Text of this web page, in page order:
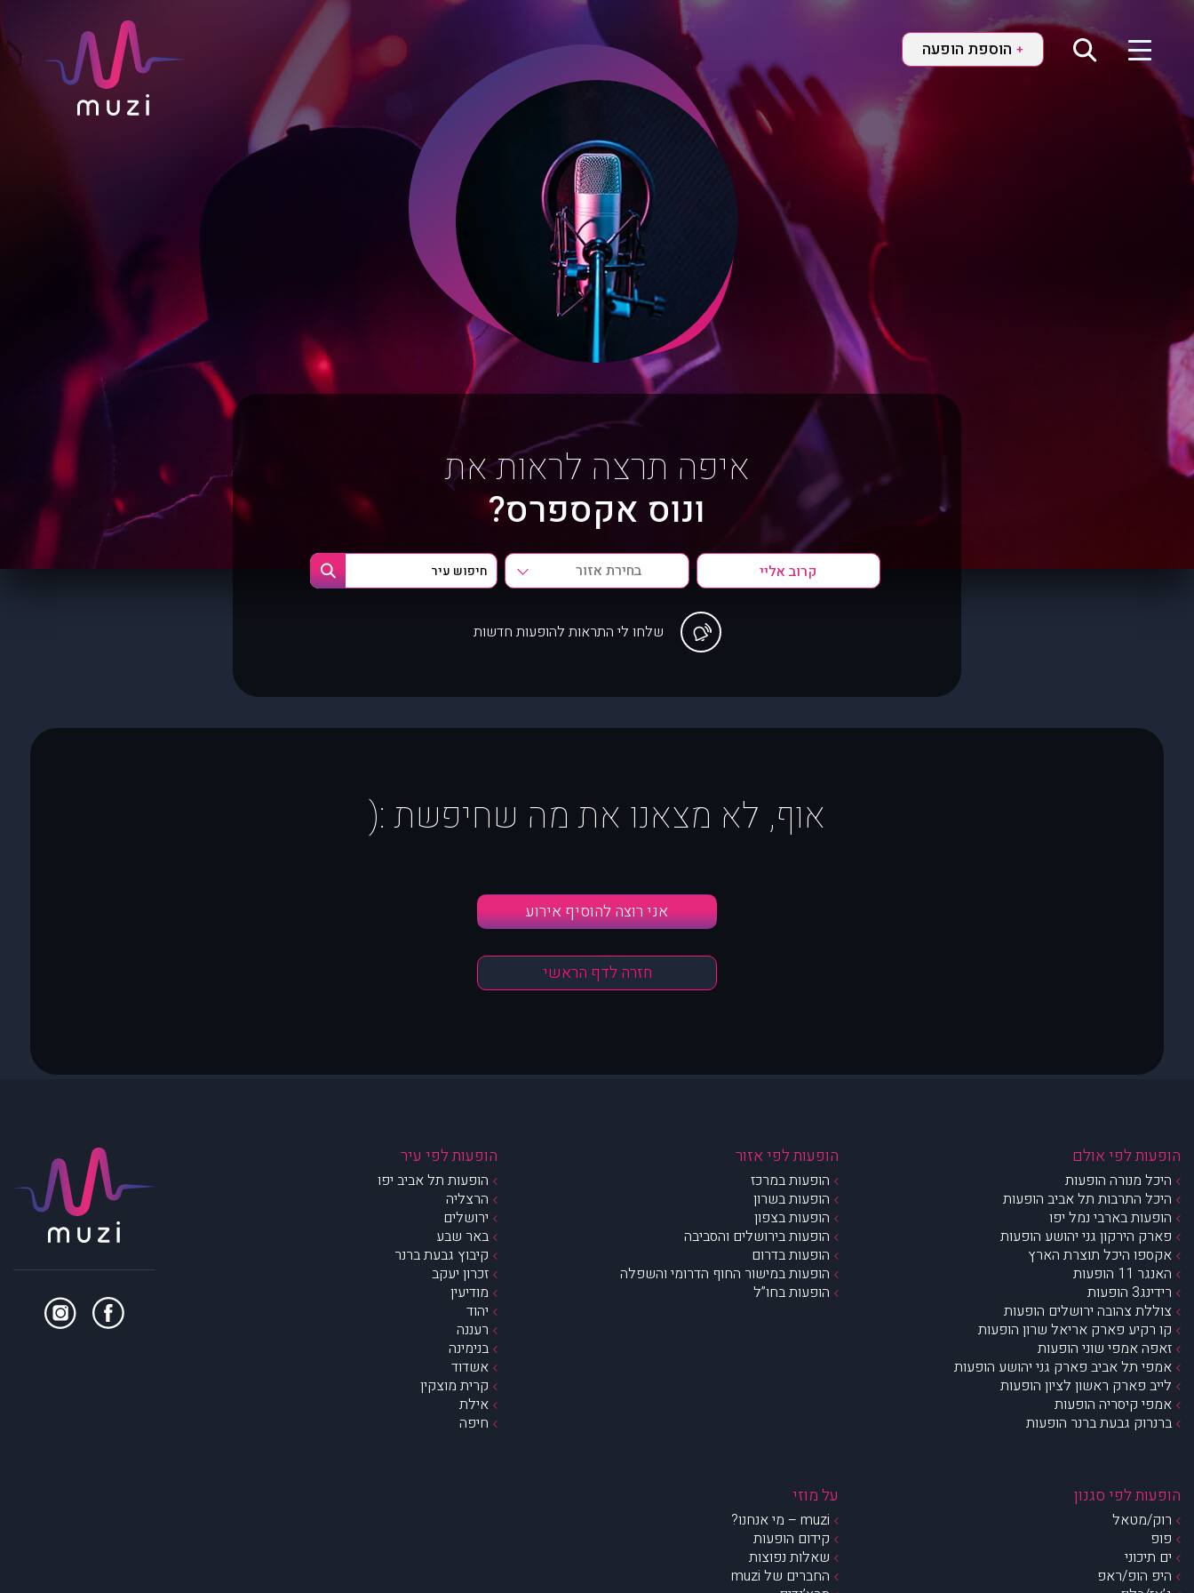
+ הוספת הופעה
איפה תרצה לראות את
ונוס אקספרס?
בחירת אזור
שלחו לי התראות להופעות חדשות
אוף, לא מצאנו את מה שחיפשת :(
אני רוצה להוסיף אירוע
חזרה לדף הראשי
הופעות לפי אולם
היכל מנורה הופעות
היכל התרבות תל אביב הופעות
הופעות בארבי נמל יפו
פארק הירקון גני יהושע הופעות
אקספו היכל תוצרת הארץ
האנגר 11 הופעות
רידינג3 הופעות
צוללת צהובה ירושלים הופעות
קו רקיע פארק אריאל שרון הופעות
זאפה אמפי שוני הופעות
אמפי תל אביב פארק גני יהושע הופעות
לייב פארק ראשון לציון הופעות
אמפי קיסריה הופעות
ברנרוק גבעת ברנר הופעות
הופעות לפי אזור
הופעות במרכז
הופעות בשרון
הופעות בצפון
הופעות בירושלים והסביבה
הופעות בדרום
הופעות במישור החוף הדרומי והשפלה
הופעות בחו”ל
הופעות לפי עיר
הופעות תל אביב יפו
הרצליה
ירושלים
באר שבע
קיבוץ גבעת ברנר
זכרון יעקב
מודיעין
יהוד
רעננה
בנימינה
אשדוד
קרית מוצקין
אילת
חיפה
הופעות לפי סגנון
רוק/מטאל
פופ
ים תיכוני
היפ הופ/ראפ
על מוזי
muzi – מי אנחנו?
קידום הופעות
שאלות נפוצות
החברים של muzi